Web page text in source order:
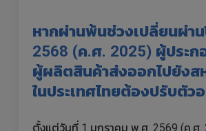
หากผ่านพ้นช่วงเปลี่ยนผ่า
2568 (ค.ศ. 2025) ผู้ประก
ผู้ผลิตสินค้าส่งออกไปยังส
ในประเทศไทยต้องปรับตัวอ
ตั้งแต่วันที่ 1 มกราคม พ.ศ. 2569 (ค.ศ.